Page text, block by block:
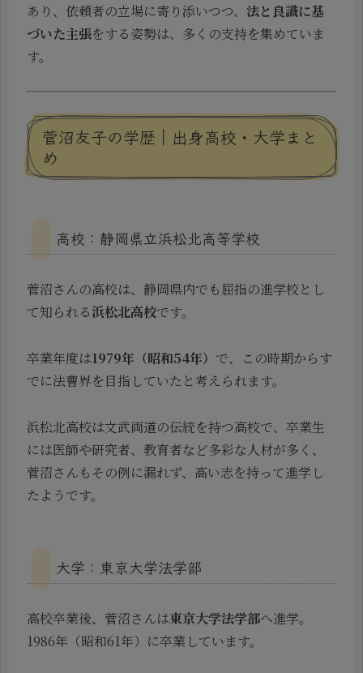
あり、依頼者の立場に寄り添いつつ、 法と良識に基
づいた主張をする姿勢は、多くの支持を集めていま
す。
菅沼友子の学歴｜出身高校・大学まと
め
高校：静岡県立浜松北高等学校
菅沼さんの高校は、静岡県内でも屈指の進学校とし
て知られる浜松北高校です。
卒業年度は1979年（昭和54年） で、この時期からす
でに法曹界を目指していたと考えられます。
浜松北高校は文武両道の伝統を持つ高校で、卒業生
には医師や研究者、教育者など多彩な人材が多く、
菅沼さんもその例に漏れず、高い志を持って進学し
たようです。
大学：東京大学法学部
高校卒業後、菅沼さんは東京大学法学部へ進学。
1986年（昭和61年）に卒業しています。